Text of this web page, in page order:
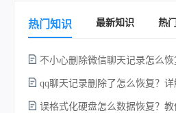
热门知识 最新知识 热
误格式化硬盘怎么数据恢复？教